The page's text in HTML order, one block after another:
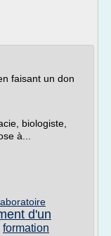
faisant un don
biologiste,
à...
d'un
formation